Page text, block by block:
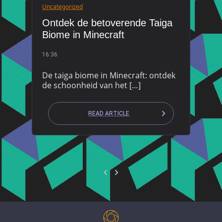
Uncategorized
Ontdek de betoverende Taiga
Biome in Minecraft
16:36
De taiga biome in Minecraft: ontdek
de schoonheid van het […]
READ ARTICLE